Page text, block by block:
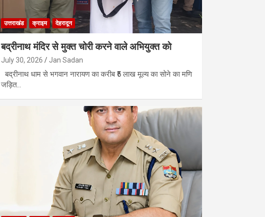
उत्तराखंड क्राइम देहरादून
बद्रीनाथ मंदिर से मुक्त चोरी करने वाले अभियुक्त को
July 30, 2026 Jan Sadan
बद्रीनाथ धाम से भगवान नारायण का करीब ₹5 लाख मूल्य का सोने का मणि
जड़ित…